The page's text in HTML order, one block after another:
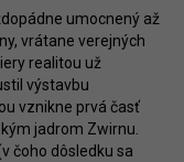
umocnený až
vrátane verejných
realitou už
výstavbu
vznikne prvá časť
jadrom Zwirnu.
čoho dôsledku sa